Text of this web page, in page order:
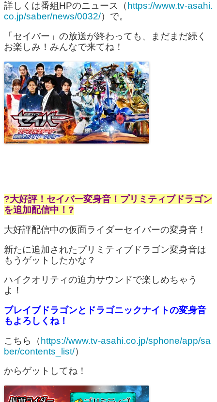
詳しくは番組HPのニュース（ https://www.tv-asahi.
co.jp/saber/news/0032/）で。
「セイバー」の放送が終わっても、まだまだ続く
お楽しみ！みんなで来てね！
?大好評！セイバー変身音！プリミティブドラゴン
を追加配信中！?
大好評配信中の仮面ライダーセイバーの変身音！
新たに追加されたプリミティブドラゴン変身音は
もうゲットしたかな？
ハイクオリティの迫力サウンドで楽しめちゃう
よ！
ブレイブドラゴンとドラゴニックナイトの変身音
もよろしくね！
こちら（https://www.tv-asahi.co.jp/sphone/app/sa
ber/contents_list/）
からゲットしてね！